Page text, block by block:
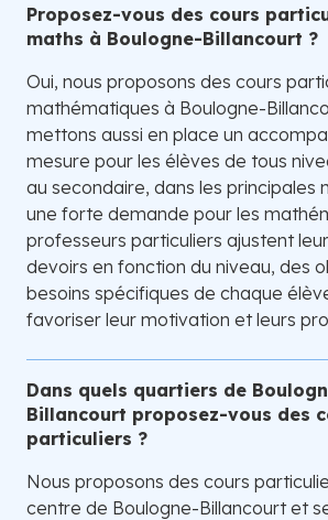
Proposez-vous des cours
maths à Boulogne-Billancourt ?
Oui, nous proposons des cours
mathématiques à Boulogne-
mettons aussi en place un
mesure pour les élèves de tous
au secondaire, dans les principales
une forte demande pour les
professeurs particuliers ajustent
devoirs en fonction du niveau, des
besoins spécifiques de chaque
favoriser leur motivation et leurs
Dans quels quartiers de
Billancourt proposez-vous des
particuliers ?
Nous proposons des cours
centre de Boulogne-Billancourt et